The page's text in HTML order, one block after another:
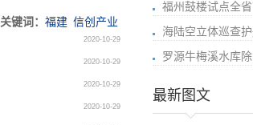
关键词： 福建 信创产业
2020-10-29
2020-10-29
2020-10-29
2020-10-29
福州鼓楼试点全
海陆空立体巡查
罗源牛梅溪水库
最新图文